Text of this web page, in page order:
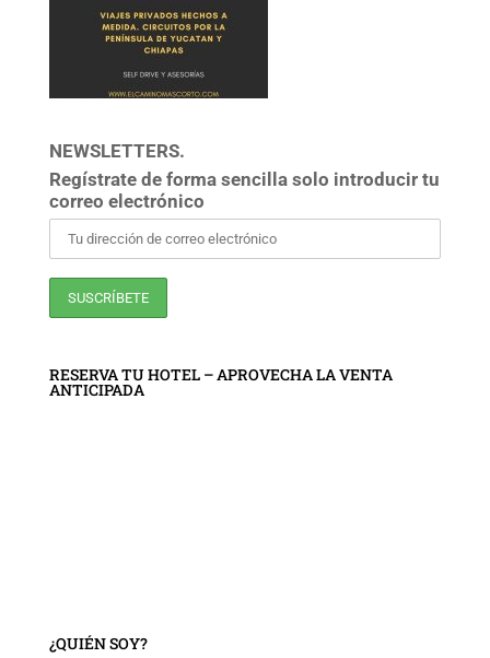
NEWSLETTERS.
Regístrate de forma sencilla solo introducir tu
correo electrónico
RESERVA TU HOTEL – APROVECHA LA VENTA
ANTICIPADA
¿QUIÉN SOY?